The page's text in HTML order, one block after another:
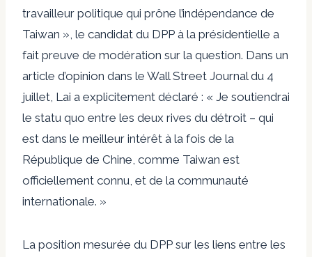
travailleur politique qui prône l’indépendance de
Taiwan », le candidat du DPP à la présidentielle a
fait preuve de modération sur la question. Dans un
article d’opinion dans le Wall Street Journal du 4
juillet, Lai a explicitement déclaré : « Je soutiendrai
le statu quo entre les deux rives du détroit – qui
est dans le meilleur intérêt à la fois de la
République de Chine, comme Taiwan est
officiellement connu, et de la communauté
internationale. »
La position mesurée du DPP sur les liens entre les